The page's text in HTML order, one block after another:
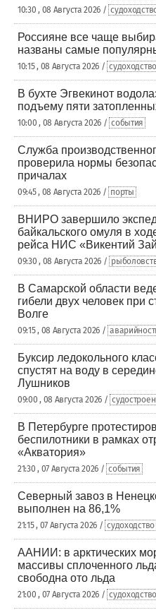
10:30 , 08 Августа 2026 /
Россияне все чаще
названы самые
10:15 , 08 Августа 2026 / судоходство
В бухте Эгвекинот
подъему пяти
10:00 , 08 Августа 2026 / события
Служба
проверила нормы
причалах
09:45 , 08 Августа 2026 / порты
ВНИРО завершило
байкальского омуля в
рейса НИС «Викентий
09:30 , 08 Августа 2026 /
В Самарской области
гибели двух человек при
Волге
09:15 , 08 Августа 2026 /
Буксир ледокольного
спустят на воду в
Лушников
09:00 , 08 Августа 2026 /
В Петербурге
беспилотники в рамках
«Акватория»
21:30 , 07 Августа 2026 / события
Северный завоз в
выполнен на 86,1%
21:15 , 07 Августа 2026 / судоходство
ААНИИ: в арктических
массивы сплоченного
свободна ото льда
21:00 , 07 Августа 2026 / судоходство